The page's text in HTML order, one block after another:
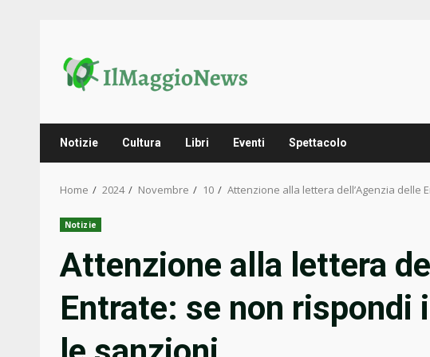
content
Notizie Cultura Libri Eventi Spettacolo
Home 2024 Novembre 10 Attenzione alla lettera dell’Agenzia delle
Notizie
Attenzione alla lettera
Entrate: se non rispondi